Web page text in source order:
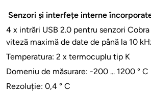
Senzori și interfețe interne
4 x intrări USB 2.0 pentru senzori Cobra
viteză maximă de date de până la 10
Temperatura: 2 x termocuplu tip K
Domeniu de măsurare: -200 ... 1200 ° C
Rezoluție: 0,4 ° C